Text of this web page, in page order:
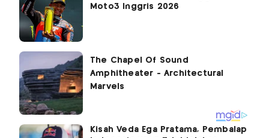
Moto3 Inggris 2026
Kisah Veda Ega Pratama, Pembalap